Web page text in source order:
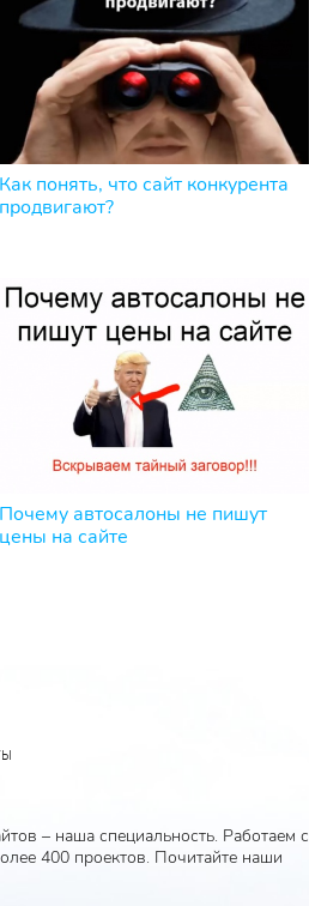
Как понять, что сайт конкурента
продвигают?
Почему автосалоны не пишут
цены на сайте
– наша специальность. Работаем с
400 проектов. Почитайте наши